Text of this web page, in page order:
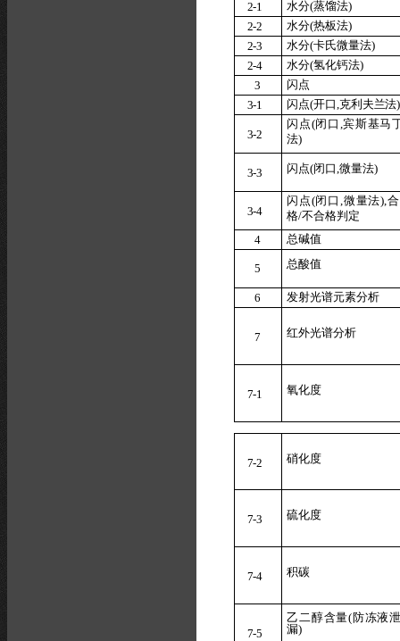
2-1 水分(蒸馏法)
2-2 水分(热板法)
2-3 水分(卡氏微量法)
2-4 水分(氢化钙法)
3
闪点
3-1 闪点(开口 ,克利夫兰法)
3-2
闪点(闭口 ,宾斯基马
法)
3-3 闪点(闭口,微量法)
3-4
闪 点(闭 口 微量法), 合
格/不合格判定
4
总碱值
5 总酸值
6 发射光谱元素分析
7 红外光谱分析
7-1 氧化度
7-2 硝化度
7-3 硫化度
7-4 积碳
7-5
乙二醇含量(防冻液
漏)